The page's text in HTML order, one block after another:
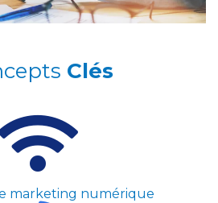
Clés
marketing numérique